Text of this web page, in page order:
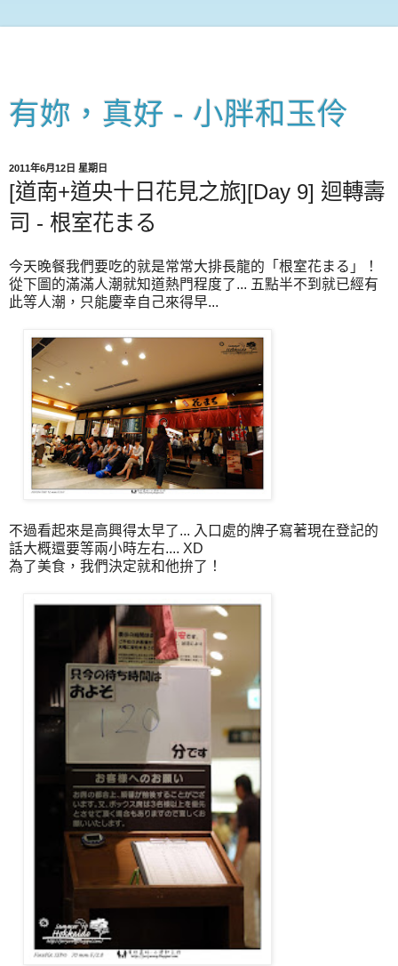
有妳，真好 - 小胖和玉伶
2011年6月12日 星期日
[道南+道央十日花見之旅][Day 9] 迴轉壽
司 - 根室花まる
今天晚餐我們要吃的就是常常大排長龍的「根室花まる」！
從下圖的滿滿人潮就知道熱門程度了... 五點半不到就已經有
此等人潮，只能慶幸自己來得早...
不過看起來是高興得太早了... 入口處的牌子寫著現在登記的
話大概還要等兩小時左右.... XD
為了美食，我們決定就和他拚了！